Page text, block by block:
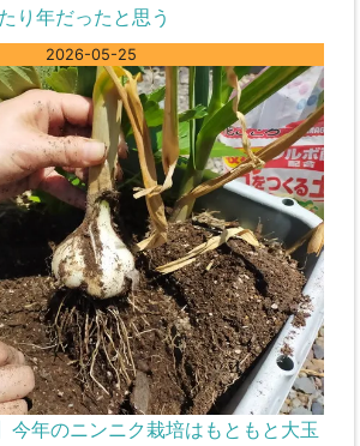
り年だったと思う
2026-05-25
今年のニンニク栽培はもともと大玉